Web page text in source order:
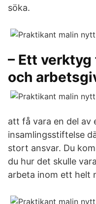
söka.
– Ett
och
att få vara en del av
insamlingsstiftelse
stort ansvar. Du
du hur det skulle
arbeta inom ett helt